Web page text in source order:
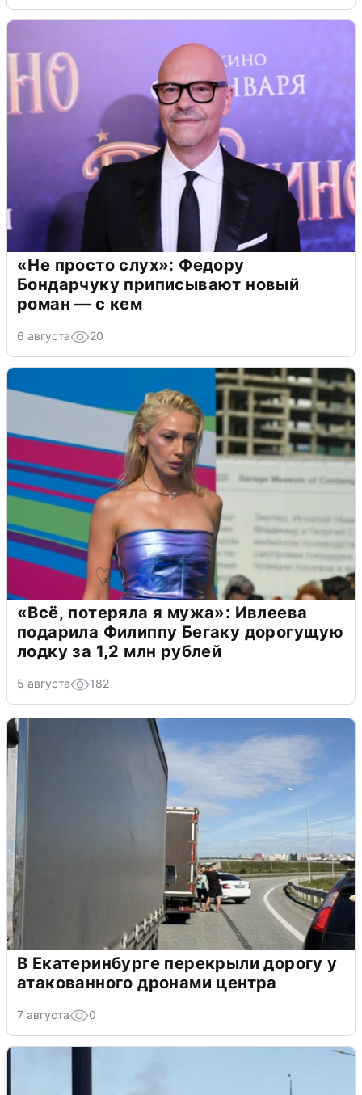
«Не просто слух»: Федору
Бондарчуку приписывают новый
роман — с кем
6 августа 20
«Всё, потеряла я мужа»: Ивлеева
подарила Филиппу Бегаку дорогущую
лодку за 1,2 млн рублей
5 августа 182
В Екатеринбурге перекрыли дорогу у
атакованного дронами центра
7 августа 0